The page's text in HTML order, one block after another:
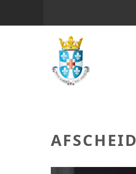
AFSCHEID